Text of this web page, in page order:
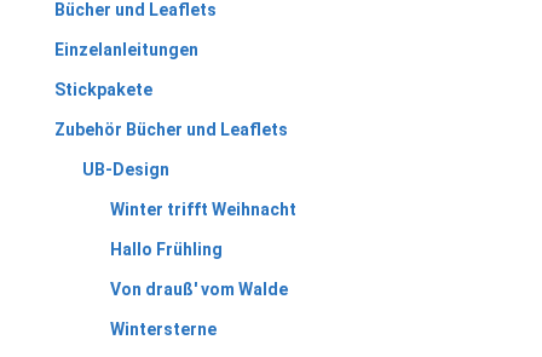
Bücher und Leaflets
Einzelanleitungen
Stickpakete
Zubehör Bücher und Leaflets
UB-Design
Winter trifft Weihnacht
Hallo Frühling
Von drauß' vom Walde
Wintersterne